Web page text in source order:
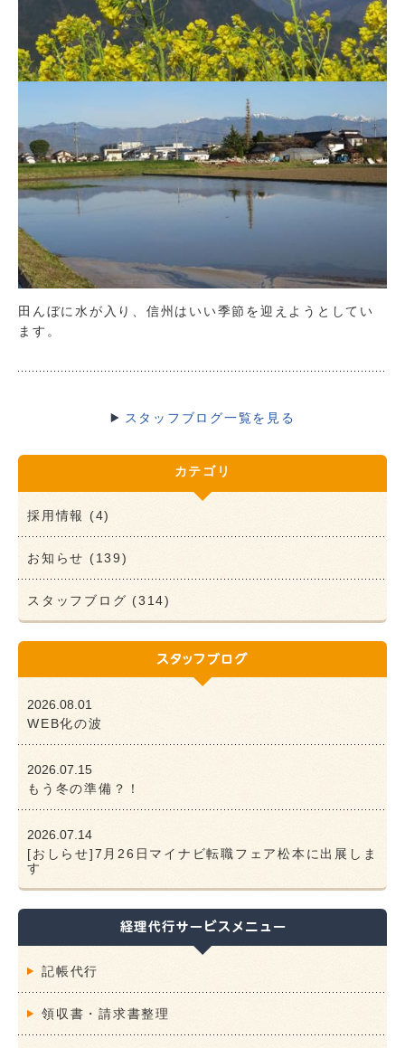
田んぼに水が入り、信州はいい季節を迎えようとしてい
ます。
スタッフブログ一覧を見る
カテゴリ
採用情報 (4)
お知らせ (139)
スタッフブログ (314)
2026.08.01
WEB化の波
2026.07.15
もう冬の準備？！
2026.07.14
[おしらせ]7月26日マイナビ転職フェア松本に出展しま
す
記帳代行
領収書・請求書整理